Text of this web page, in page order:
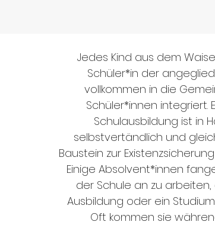
Jedes Kind aus dem
Schüler*in der
vollkommen in die
Schüler*innen integriert.
Schulausbildung ist in
selbstvertändlich und
Baustein zur
Einige Absolvent*innen
der Schule an zu
Ausbildung oder ein
Oft kommen sie